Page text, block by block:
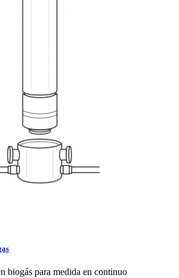
biogás para medida en continuo